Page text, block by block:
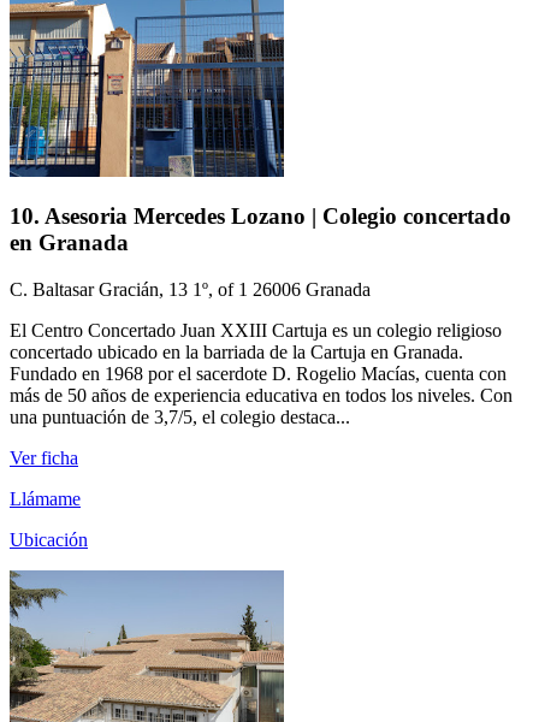
10. Asesoria Mercedes Lozano | Colegio concertado
en Granada
C. Baltasar Gracián, 13 1º, of 1 26006 Granada
El Centro Concertado Juan XXIII Cartuja es un colegio religioso
concertado ubicado en la barriada de la Cartuja en Granada.
Fundado en 1968 por el sacerdote D. Rogelio Macías, cuenta con
más de 50 años de experiencia educativa en todos los niveles. Con
una puntuación de 3,7/5, el colegio destaca...
Ver ficha
Llámame
Ubicación